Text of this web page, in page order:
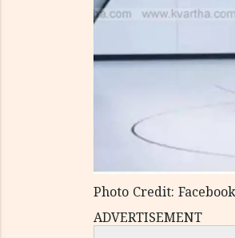
Photo Credit:
ADVERTISEMENT